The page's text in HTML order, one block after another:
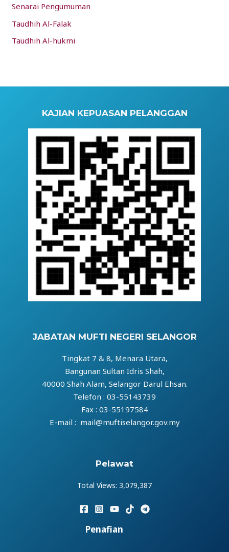
Senarai Pengumuman
Taudhih Al-Falak
Taudhih Al-hukmi
KAJIAN KEPUASAN PELANGGAN
JABATAN MUFTI NEGERI SELANGOR
Tingkat 7 & 8, Menara Utara,
Bangunan Sultan Idris Shah,
40000 Shah Alam, Selangor Darul Ehsan.
Telefon : 03-55143739
Fax : 03-55197584
E-mail : mail@muftiselangor.gov.my
Pelawat
Total Views: 3,079,387
Penafian